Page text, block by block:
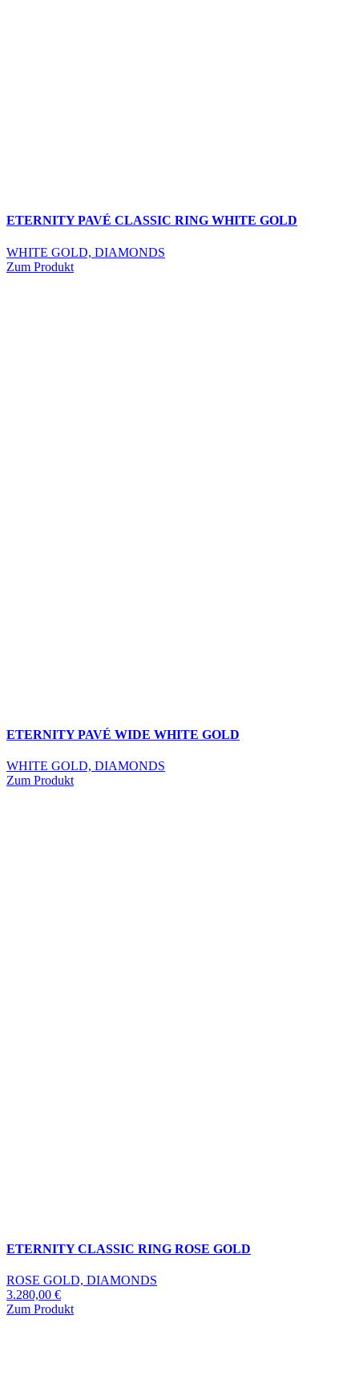
ETERNITY PAVÉ CLASSIC RING WHITE GOLD
WHITE GOLD, DIAMONDS
Zum Produkt
ETERNITY PAVÉ WIDE WHITE GOLD
WHITE GOLD, DIAMONDS
Zum Produkt
ETERNITY CLASSIC RING ROSE GOLD
ROSE GOLD, DIAMONDS
3.280,00 €
Zum Produkt